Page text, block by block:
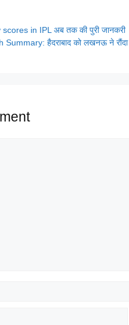
in IPL अब तक की पुरी जानकरी
हैदराबाद को लखनऊ ने रौंदा